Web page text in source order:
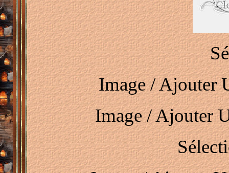
Image / Ajouter
Image / Ajouter